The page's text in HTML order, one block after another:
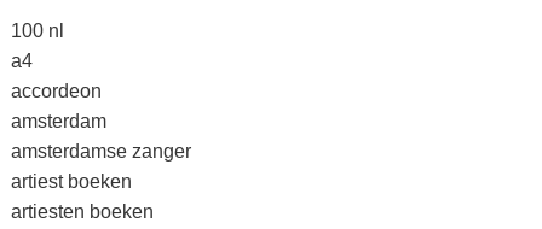
100 nl
a4
accordeon
amsterdam
amsterdamse zanger
artiest boeken
artiesten boeken